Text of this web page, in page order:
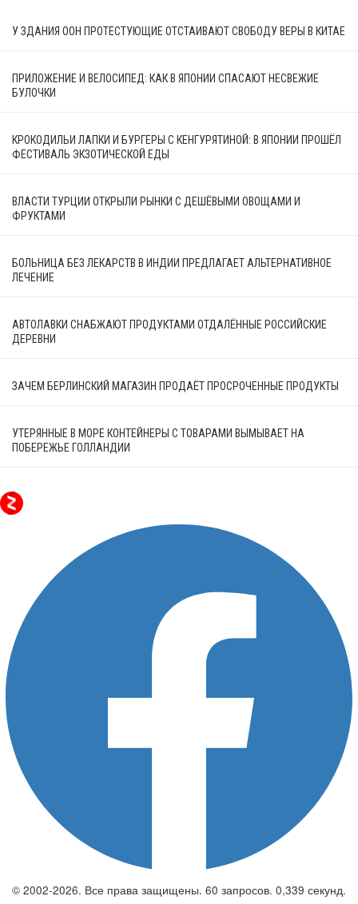
У ЗДАНИЯ ООН ПРОТЕСТУЮЩИЕ ОТСТАИВАЮТ СВОБОДУ ВЕРЫ В КИТАЕ
ПРИЛОЖЕНИЕ И ВЕЛОСИПЕД: КАК В ЯПОНИИ СПАСАЮТ НЕСВЕЖИЕ
БУЛОЧКИ
КРОКОДИЛЬИ ЛАПКИ И БУРГЕРЫ С КЕНГУРЯТИНОЙ: В ЯПОНИИ ПРОШЁЛ
ФЕСТИВАЛЬ ЭКЗОТИЧЕСКОЙ ЕДЫ
ВЛАСТИ ТУРЦИИ ОТКРЫЛИ РЫНКИ С ДЕШЁВЫМИ ОВОЩАМИ И
ФРУКТАМИ
БОЛЬНИЦА БЕЗ ЛЕКАРСТВ В ИНДИИ ПРЕДЛАГАЕТ АЛЬТЕРНАТИВНОЕ
ЛЕЧЕНИЕ
АВТОЛАВКИ СНАБЖАЮТ ПРОДУКТАМИ ОТДАЛЁННЫЕ РОССИЙСКИЕ
ДЕРЕВНИ
ЗАЧЕМ БЕРЛИНСКИЙ МАГАЗИН ПРОДАЁТ ПРОСРОЧЕННЫЕ ПРОДУКТЫ
УТЕРЯННЫЕ В МОРЕ КОНТЕЙНЕРЫ С ТОВАРАМИ ВЫМЫВАЕТ НА
ПОБЕРЕЖЬЕ ГОЛЛАНДИИ
© 2002-2026. Все права защищены. 60 запросов. 0,339 секунд.